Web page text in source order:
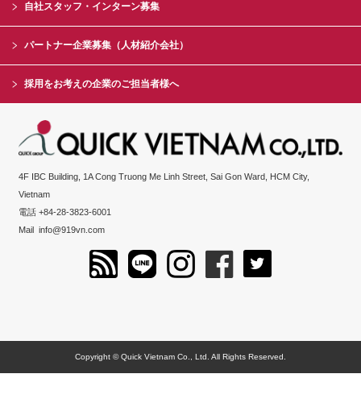
自社スタッフ・インターン募集
パートナー企業募集（人材紹介会社）
採用をお考えの企業のご担当者様へ
4F IBC Building, 1A Cong Truong Me Linh Street, Sai Gon Ward, HCM City,
Vietnam
電話 +84-28-3823-6001
Mailinfo@919vn.com
Copyright © Quick Vietnam Co., Ltd. All Rights Reserved.